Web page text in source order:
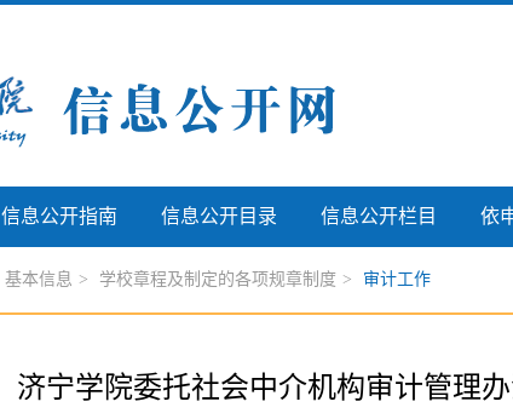
信息公开指南 信息公开目录 信息公开栏目 依
基本信息 > 学校章程及制定的各项规章制度 > 审计工作
济宁学院委托社会中介机构审计管理办